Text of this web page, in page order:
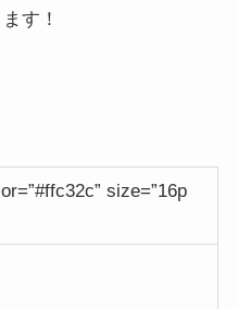
す！
size=”16p